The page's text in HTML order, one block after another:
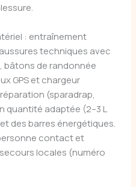
: entraînement
techniques avec
bâtons de randonnée
GPS et chargeur
(sparadrap,
quantité adaptée (2–3 L
des barres énergétiques.
contact et
locales (numéro